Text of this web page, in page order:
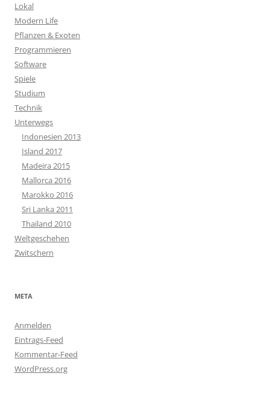
Lokal
Modern Life
Pflanzen & Exoten
Programmieren
Software
Spiele
Studium
Technik
Unterwegs
Indonesien 2013
Island 2017
Madeira 2015
Mallorca 2016
Marokko 2016
Sri Lanka 2011
Thailand 2010
Weltgeschehen
Zwitschern
META
Anmelden
Eintrags-Feed
Kommentar-Feed
WordPress.org